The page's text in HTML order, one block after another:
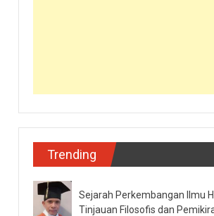
Trending
Sejarah Perkembangan Ilmu
Tinjauan Filosofis dan